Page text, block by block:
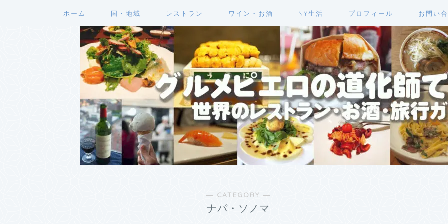
ホーム 国・地域 レストラン ワイン・お酒 NY生活 プロフィール お問い
― CATEGORY ―
ナパ・ソノマ